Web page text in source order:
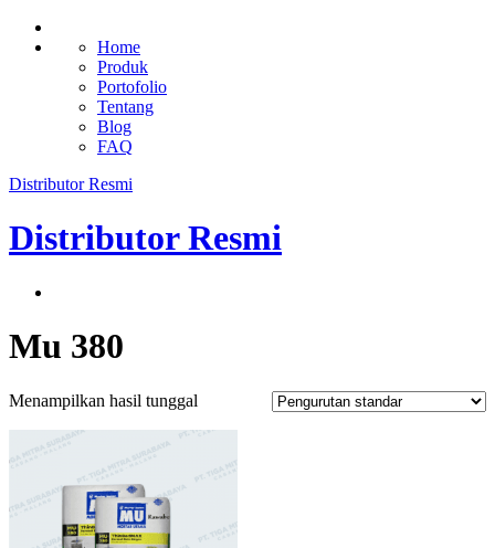
Home
Produk
Portofolio
Tentang
Blog
FAQ
Distributor Resmi
Distributor Resmi
Mu 380
Menampilkan hasil tunggal